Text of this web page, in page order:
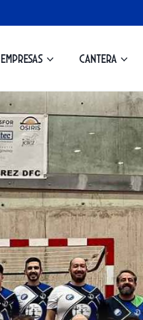
Empresas Cantera